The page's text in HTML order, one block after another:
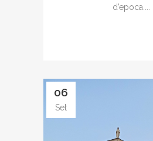
d’epoca....
06
Set